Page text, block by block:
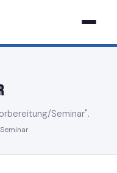
Seminar".